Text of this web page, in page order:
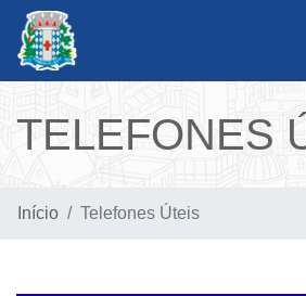
TELEFONES
Início Telefones Úteis